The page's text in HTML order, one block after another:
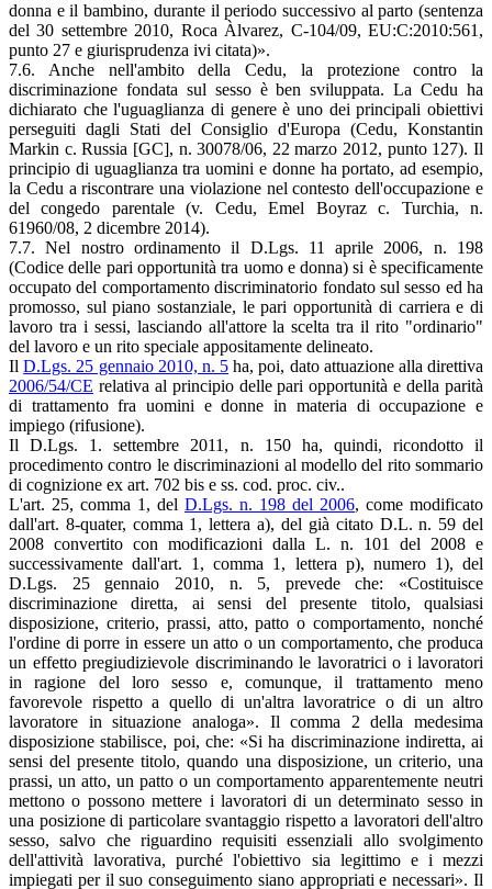
donna e il bambino, durante il periodo successivo al parto (sentenza
del 30 settembre 2010, Roca Àlvarez, C-104/09, EU:C:2010:561,
punto 27 e giurisprudenza ivi citata)».
7.6. Anche nell'ambito della Cedu, la protezione contro la
discriminazione fondata sul sesso è ben sviluppata. La Cedu ha
dichiarato che l'uguaglianza di genere è uno dei principali obiettivi
perseguiti dagli Stati del Consiglio d'Europa (Cedu, Konstantin
Markin c. Russia [GC], n. 30078/06, 22 marzo 2012, punto 127). Il
principio di uguaglianza tra uomini e donne ha portato, ad esempio,
la Cedu a riscontrare una violazione nel contesto dell'occupazione e
del congedo parentale (v. Cedu, Emel Boyraz c. Turchia, n.
61960/08, 2 dicembre 2014).
7.7. Nel nostro ordinamento il D.Lgs. 11 aprile 2006, n. 198
(Codice delle pari opportunità tra uomo e donna) si è specificamente
occupato del comportamento discriminatorio fondato sul sesso ed ha
promosso, sul piano sostanziale, le pari opportunità di carriera e di
lavoro tra i sessi, lasciando all'attore la scelta tra il rito "ordinario"
del lavoro e un rito speciale appositamente delineato.
IlD.Lgs. 25 gennaio 2010, n. 5 ha, poi, dato attuazione alla direttiva
2006/54/CE relativa al principio delle pari opportunità e della parità
di trattamento fra uomini e donne in materia di occupazione e
impiego (rifusione).
Il D.Lgs. 1. settembre 2011, n. 150 ha, quindi, ricondotto il
procedimento contro le discriminazioni al modello del rito sommario
di cognizione ex art. 702 bis e ss. cod. proc. civ..
L'art. 25, comma 1, del D.Lgs. n. 198 del 2006, come modificato
dall'art. 8-quater, comma 1, lettera a), del già citato D.L. n. 59 del
2008 convertito con modificazioni dalla L. n. 101 del 2008 e
successivamente dall'art. 1, comma 1, lettera p), numero 1), del
D.Lgs. 25 gennaio 2010, n. 5, prevede che: «Costituisce
discriminazione diretta, ai sensi del presente titolo, qualsiasi
disposizione, criterio, prassi, atto, patto o comportamento, nonché
l'ordine di porre in essere un atto o un comportamento, che produca
un effetto pregiudizievole discriminando le lavoratrici o i lavoratori
in ragione del loro sesso e, comunque, il trattamento meno
favorevole rispetto a quello di un'altra lavoratrice o di un altro
lavoratore in situazione analoga». Il comma 2 della medesima
disposizione stabilisce, poi, che: «Si ha discriminazione indiretta, ai
sensi del presente titolo, quando una disposizione, un criterio, una
prassi, un atto, un patto o un comportamento apparentemente neutri
mettono o possono mettere i lavoratori di un determinato sesso in
una posizione di particolare svantaggio rispetto a lavoratori dell'altro
sesso, salvo che riguardino requisiti essenziali allo svolgimento
dell'attività lavorativa, purché l'obiettivo sia legittimo e i mezzi
impiegati per il suo conseguimento siano appropriati e necessari». Il